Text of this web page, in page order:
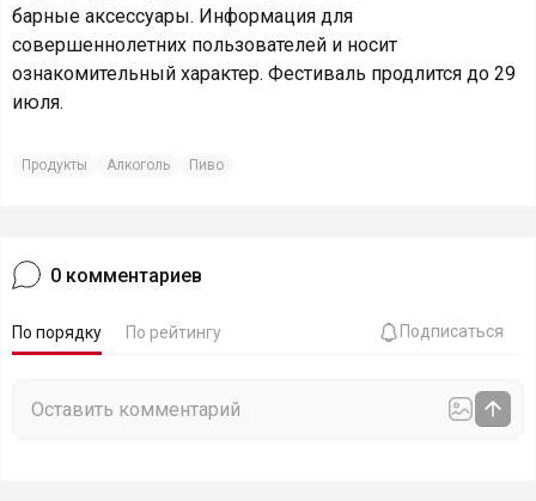
барные аксессуары. Информация для
совершеннолетних пользователей и носит
ознакомительный характер. Фестиваль продлится до 29
июля.
Продукты Алкоголь Пиво
0 комментариев
По порядку По рейтингу Подписаться